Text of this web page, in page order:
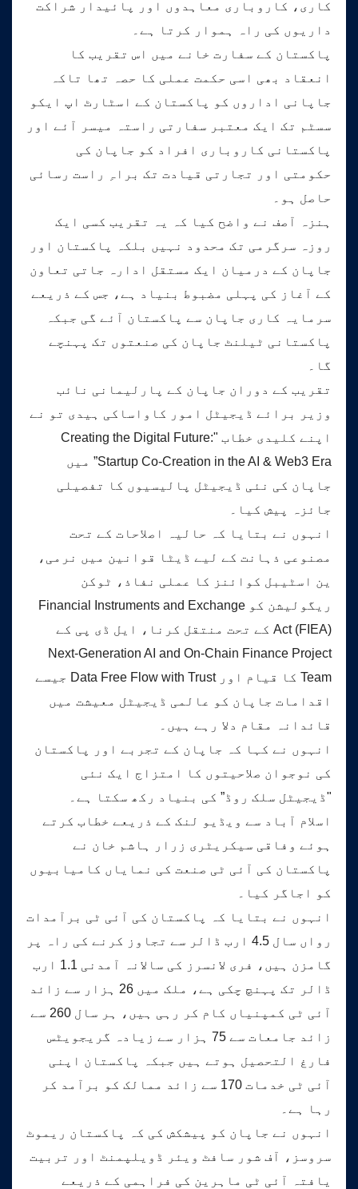
کاری، کاروباری معاہدوں اور پائیدار شراکت
داریوں کی راہ ہموار کرتا ہے۔
پاکستان کے سفارت خانے میں اس تقریب کا
انعقاد بھی اسی حکمت عملی کا حصہ تھا تاکہ
جاپانی اداروں کو پاکستان کے اسٹارٹ اپ ایکو
سسٹم تک ایک معتبر سفارتی راستہ میسر آئے اور
پاکستانی کاروباری افراد کو جاپان کی
حکومتی اور تجارتی قیادت تک براہِ راست رسائی
حاصل ہو۔
ہنزہ آصف نے واضح کیا کہ یہ تقریب کسی ایک
روزہ سرگرمی تک محدود نہیں بلکہ پاکستان اور
جاپان کے درمیان ایک مستقل ادارہ جاتی تعاون
کے آغاز کی پہلی مضبوط بنیاد ہے، جس کے ذریعے
سرمایہ کاری جاپان سے پاکستان آئے گی جبکہ
پاکستانی ٹیلنٹ جاپان کی صنعتوں تک پہنچے
گا۔
تقریب کے دوران جاپان کے پارلیمانی نائب
وزیر برائے ڈیجیٹل امور کاواساکی ہیدی تو نے
اپنے کلیدی خطاب "Creating the Digital Future:
Startup Co-Creation in the AI & Web3 Era” میں
جاپان کی نئی ڈیجیٹل پالیسیوں کا تفصیلی
جائزہ پیش کیا۔
انہوں نے بتایا کہ حالیہ اصلاحات کے تحت
مصنوعی ذہانت کے لیے ڈیٹا قوانین میں نرمی،
ین اسٹیبل کوائنز کا عملی نفاذ، ٹوکن
ریگولیشن کو Financial Instruments and Exchange
Act (FIEA) کے تحت منتقل کرنا، ایل ڈی پی کے
Next-Generation AI and On-Chain Finance Project
Team کا قیام اور Data Free Flow with Trust جیسے
اقدامات جاپان کو عالمی ڈیجیٹل معیشت میں
قائدانہ مقام دلا رہے ہیں۔
انہوں نے کہا کہ جاپان کے تجربے اور پاکستان
کی نوجوان صلاحیتوں کا امتزاج ایک نئی
"ڈیجیٹل سلک روڈ” کی بنیاد رکھ سکتا ہے۔
اسلام آباد سے ویڈیو لنک کے ذریعے خطاب کرتے
ہوئے وفاقی سیکریٹری زرار ہاشم خان نے
پاکستان کی آئی ٹی صنعت کی نمایاں کامیابیوں
کو اجاگر کیا۔
انہوں نے بتایا کہ پاکستان کی آئی ٹی برآمدات
رواں سال 4.5 ارب ڈالر سے تجاوز کرنے کی راہ پر
گامزن ہیں، فری لانسرز کی سالانہ آمدنی 1.1 ارب
ڈالر تک پہنچ چکی ہے، ملک میں 26 ہزار سے زائد
آئی ٹی کمپنیاں کام کر رہی ہیں، ہر سال 260 سے
زائد جامعات سے 75 ہزار سے زیادہ گریجویٹس
فارغ التحصیل ہوتے ہیں جبکہ پاکستان اپنی
آئی ٹی خدمات 170 سے زائد ممالک کو برآمد کر
رہا ہے۔
انہوں نے جاپان کو پیشکش کی کہ پاکستان ریموٹ
سروسز، آف شور سافٹ ویئر ڈویلپمنٹ اور تربیت
یافتہ آئی ٹی ماہرین کی فراہمی کے ذریعے